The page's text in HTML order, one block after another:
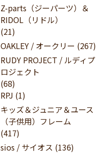
Z-parts（ジーパーツ）＆
RIDOL（リドル）
(21)
OAKLEY / オークリー (267)
RUDY PROJECT / ルディプ
ロジェクト
(68)
RPJ (1)
キッズ＆ジュニア＆ユース
（子供用）フレーム
(417)
sios / サイオス (136)